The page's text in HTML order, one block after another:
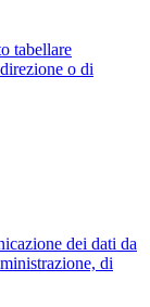
tabellare
o di
dei dati da
di